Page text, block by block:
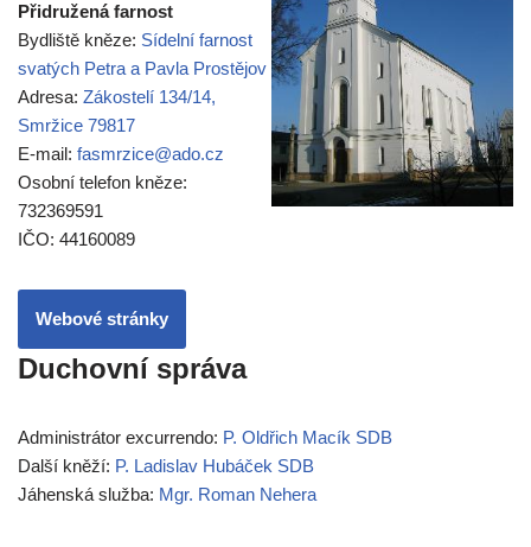
Přidružená farnost
Bydliště kněze: Sídelní farnost
svatých Petra a Pavla Prostějov
Adresa: Zákostelí 134/14,
Smržice 79817
E-mail: fasmrzice@ado.cz
Osobní telefon kněze:
732369591
IČO: 44160089
Webové stránky
Duchovní správa
Administrátor excurrendo: P. Oldřich Macík SDB
Další kněží: P. Ladislav Hubáček SDB
Jáhenská služba: Mgr. Roman Nehera